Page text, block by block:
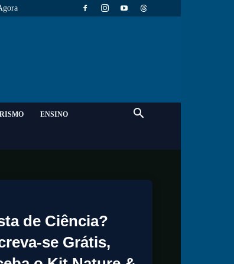
ENSINO
de Ciência?
se Grátis,